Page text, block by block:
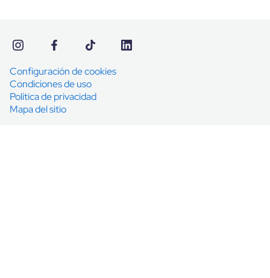
Configuración de cookies
Condiciones de uso
Política de privacidad
Mapa del sitio